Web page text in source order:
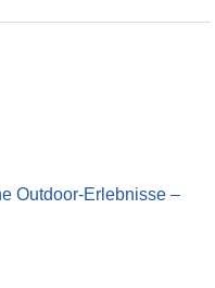
Outdoor-Erlebnisse –